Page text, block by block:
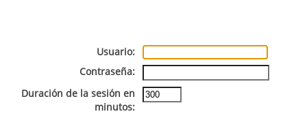
Usuario:
Contraseña:
Duración de la sesión en
minutos: